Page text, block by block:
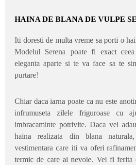
HAINA DE BLANA DE VULPE
Iti doresti de multa vreme sa porti o
Modelul Serena poate fi exact
eleganta aparte si te va face sa te
purtare!
Chiar daca iarna poate ca nu este
infrumuseta zilele friguroase cu
imbracaminte potrivite. Daca vei
haina realizata din blana
vestimentara care iti va oferi
termic de care ai nevoie. Vei fi